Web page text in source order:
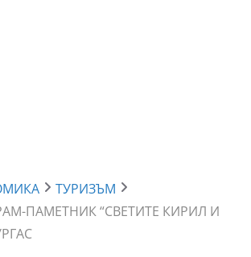
ТУРИЗЪМ
ПАМЕТНИК “СВЕТИТЕ КИРИЛ И